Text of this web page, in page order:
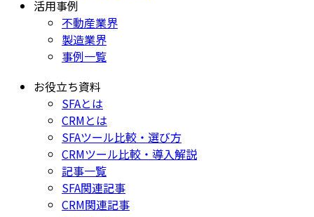
活用事例
不動産業界
製造業界
事例一覧
お役立ち資料
SFAとは
CRMとは
SFAツール比較・選び方
CRMツール比較・導入解説
記事一覧
SFA関連記事
CRM関連記事